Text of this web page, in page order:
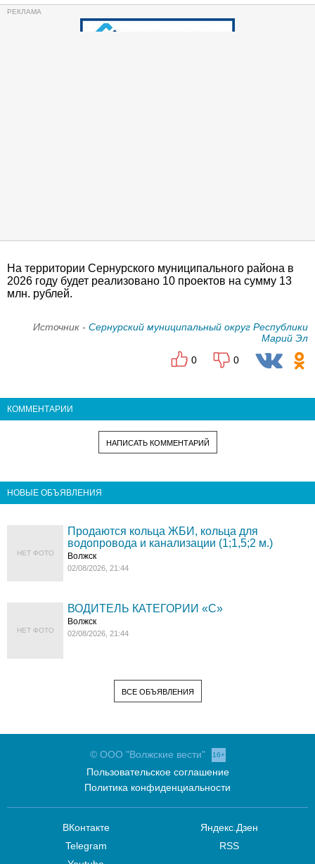
На территории Сернурского муниципального района в
2026 году будет реализовано 10 проектов на сумму 13
млн. рублей.
Источник - Сернурский муниципальный округ Республики
Марий Эл
0
0
КОММЕНТАРИИ
НАПИСАТЬ КОММЕНТАРИЙ
НОВЫЕ ОБЪЯВЛЕНИЯ
НЕТ ФОТО
Продаются кольца ЖБИ, кольца для
водопровода и канализации (1;1,5;2 м.)
Волжск
02/08/2026, 21:44
НЕТ ФОТО
ВОДИТЕЛЬ КАТЕГОРИИ «C»
Волжск
02/08/2026, 21:44
ВСЕ ОБЪЯВЛЕНИЯ
© ООО "Волжские вести" 16+
Пользовательское соглашение
Политика конфиденциальности
ВКонтакте
Telegram
Яндекс.Дзен
RSS